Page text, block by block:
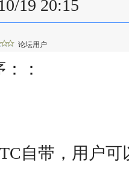
19 20:15
论坛用户
：
自带，用户